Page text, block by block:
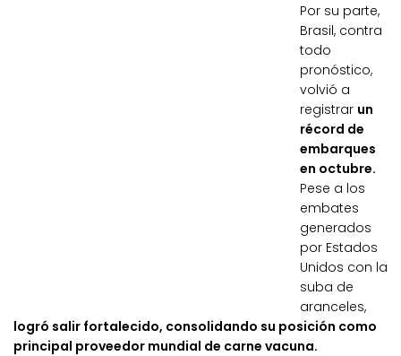
Por su parte,
Brasil, contra
todo
pronóstico,
volvió a
registrar un
récord de
embarques
en octubre.
Pese a los
embates
generados
por Estados
Unidos con la
suba de
aranceles,
logró salir fortalecido, consolidando su posición como
principal proveedor mundial de carne vacuna.